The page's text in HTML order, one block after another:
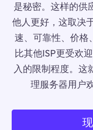
是秘密。这样的供
他人更好，这取决
速、可靠性、价格
比其他ISP更受欢
入的限制程度。这
理服务器用户